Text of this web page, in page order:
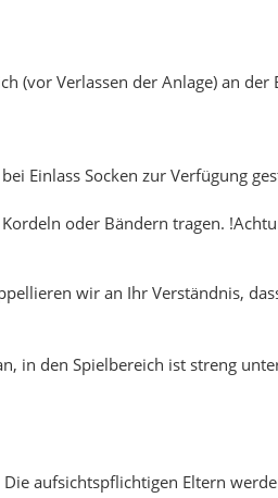
(vor Verlassen der Anlage) an der
Einlass Socken zur Verfügung
oder Bändern tragen.
wir an Ihr Verständnis,
in den Spielbereich ist streng
aufsichtspflichtigen Eltern